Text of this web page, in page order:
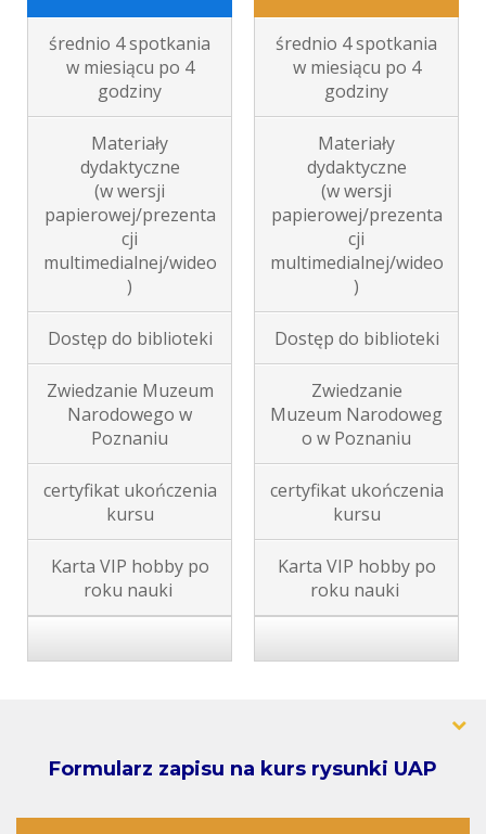
średnio 4 spotkania
w miesiącu po 4
godziny
Materiały
dydaktyczne
(w wersji
papierowej/prezenta
cji
multimedialnej/wideo
)
Dostęp do biblioteki
Zwiedzanie Muzeum
Narodowego w
Poznaniu
certyfikat ukończenia
kursu
Karta VIP hobby po
roku nauki
średnio 4 spotkania
w miesiącu po 4
godziny
Materiały
dydaktyczne
(w wersji
papierowej/prezenta
cji
multimedialnej/wideo
)
Dostęp do biblioteki
Zwiedzanie
Muzeum Narodoweg
o w Poznaniu
certyfikat ukończenia
kursu
Karta VIP hobby po
roku nauki
Formularz zapisu na kurs rysunki UAP